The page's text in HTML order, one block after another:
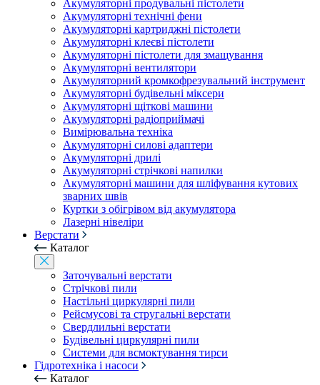
Акумуляторні продувальні пістолети
Акумуляторні технічні фени
Акумуляторні картриджні пістолети
Акумуляторні клеєві пістолети
Акумуляторні пістолети для змащування
Акумуляторні вентилятори
Акумуляторний кромкофрезувальний інструмент
Акумуляторні будівельні міксери
Акумуляторні щіткові машини
Акумуляторні радіоприймачі
Вимірювальна техніка
Акумуляторні силові адаптери
Акумуляторні дрилі
Акумуляторні стрічкові напилки
Акумуляторні машини для шліфування кутових
зварних швів
Куртки з обігрівом від акумулятора
Лазерні нівеліри
Верстати
Каталог
Заточувальні верстати
Стрічкові пили
Настільні циркулярні пили
Рейсмусові та стругальні верстати
Свердлильні верстати
Будівельні циркулярні пили
Системи для всмоктування тирси
Гідротехніка і насоси
Каталог